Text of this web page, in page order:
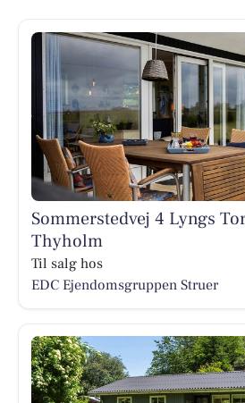
Sommerstedvej 4 Lyngs
Thyholm
Til salg hos
EDC Ejen­doms­grup­pen Struer